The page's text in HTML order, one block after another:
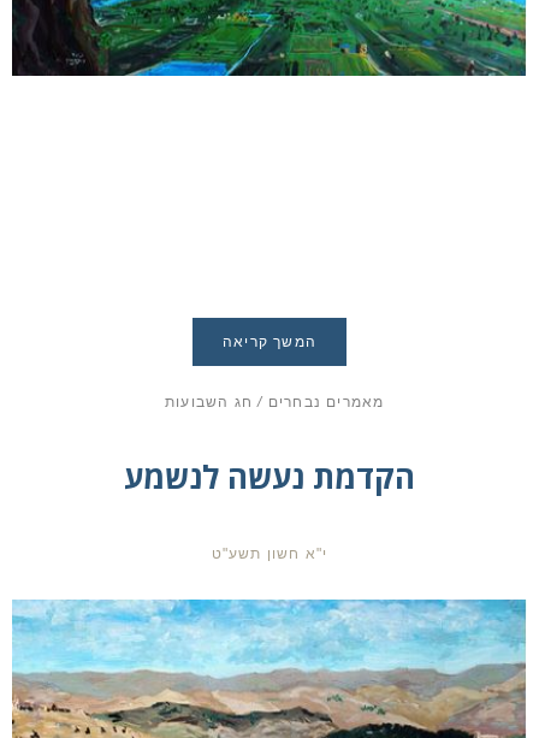
המשך קריאה
מאמרים נבחרים / חג השבועות
הקדמת נעשה לנשמע
י"א חשון תשע"ט